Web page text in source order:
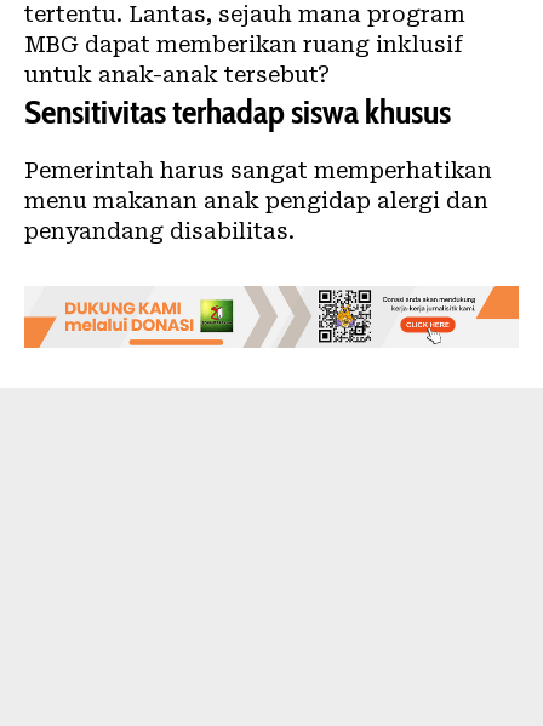
tertentu. Lantas, sejauh mana program
MBG dapat memberikan ruang inklusif
untuk anak-anak tersebut?
Sensitivitas terhadap siswa khusus
Pemerintah harus sangat memperhatikan
menu makanan anak pengidap alergi dan
penyandang disabilitas.